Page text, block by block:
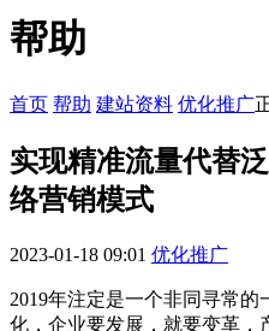
帮助
首页 帮助 建站资料 优化推广
实现精准流量代替
络营销模式
2023-01-18 09:01 优化推广
2019年注定是一个非同寻常
化，企业要发展，就要变革，